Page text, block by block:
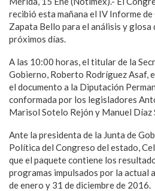
recibió esta mañana el IV Informe
Zapata Bello para el análisis y glosa
próximos días.
A las 10:00 horas, el titular de la
Gobierno, Roberto Rodríguez Asaf,
el documento a la Diputación
conformada por los legisladores
Marisol Sotelo Rejón y Manuel Díaz
Ante la presidenta de la Junta de
Política del Congreso del estado,
que el paquete contiene los
programas impulsados por la actual
de enero y 31 de diciembre de 2016.